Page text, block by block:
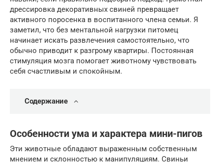
дрессировка декоративных свиней превращает
активного поросенка в воспитанного члена семьи. Я
заметил, что без ментальной нагрузки питомец
начинает искать развлечения самостоятельно, что
обычно приводит к разгрому квартиры. Постоянная
стимуляция мозга помогает животному чувствовать
себя счастливым и спокойным.
Содержание
Особенности ума и характера мини-пигов
Эти животные обладают выраженным собственным
мнением и склонностью к манипуляциям. Свиньи